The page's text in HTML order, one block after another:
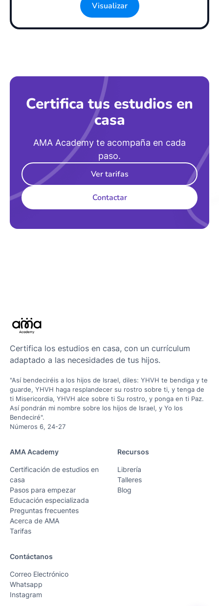
Visualizar
Certifica tus estudios en
casa
AMA Academy te acompaña en cada
paso.
Ver tarifas
Contactar
Certifica los estudios en casa, con un currículum
adaptado a las necesidades de tus hijos.
"Así bendeciréis a los hijos de Israel, diles: YHVH te bendiga y te
guarde, YHVH haga resplandecer su rostro sobre ti, y tenga de
ti Misericordia, YHVH alce sobre ti Su rostro, y ponga en ti Paz.
Así pondrán mi nombre sobre los hijos de Israel, y Yo los
Bendeciré".
Números 6, 24-27
AMA Academy
Certificación de estudios en
casa
Pasos para empezar
Educación especializada
Preguntas frecuentes
Acerca de AMA
Tarifas
Recursos
Librería
Talleres
Blog
Contáctanos
Correo Electrónico
Whatsapp
Instagram